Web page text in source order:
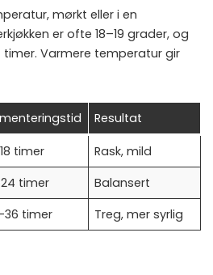
mørkt eller i en
er ofte 18–19 grader, og
timer. Varmere temperatur gir
Resultat
timer
Rask, mild
timer
Balansert
timer Treg, mer syrlig